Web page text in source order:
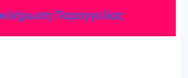
Παραγγελίας